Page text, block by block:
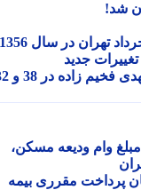
جدید
عکس| سفر به گذشته؛ بیک ایمانوردی و مهدی فخیم زاده در 38 و 32
مبلغ وام ودیعه مسکن،
مقرری بیمه